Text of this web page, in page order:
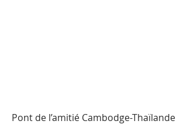
Pont de l’amitié Cambodge-Thaïlande